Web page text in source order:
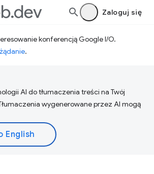
Zaloguj się
konferencją Google I/O.
.
AI do tłumaczenia treści na Twój
wygenerowane przez AI mogą